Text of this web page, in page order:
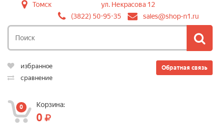
Томск
ул. Некрасова 12
(3822) 50-95-35
sales@shop-n1.ru
Обратная связь
избранное
сравнение
0 Корзина:
0